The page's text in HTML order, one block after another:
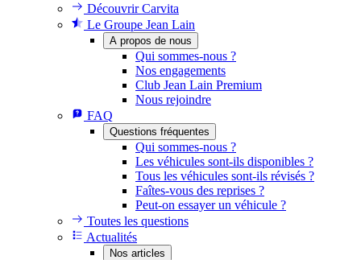
Découvrir Carvita
Le Groupe Jean Lain
A propos de nous
Qui sommes-nous ?
Nos engagements
Club Jean Lain Premium
Nous rejoindre
FAQ
Questions fréquentes
Qui sommes-nous ?
Les véhicules sont-ils disponibles ?
Tous les véhicules sont-ils révisés ?
Faîtes-vous des reprises ?
Peut-on essayer un véhicule ?
Toutes les questions
Actualités
Nos articles